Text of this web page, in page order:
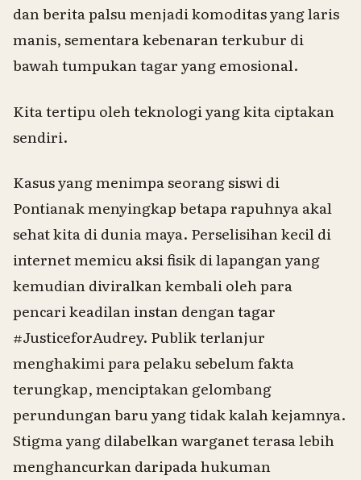
dan berita palsu menjadi komoditas yang laris
manis, sementara kebenaran terkubur di
bawah tumpukan tagar yang emosional.
Kita tertipu oleh teknologi yang kita ciptakan
sendiri.
Kasus yang menimpa seorang siswi di
Pontianak menyingkap betapa rapuhnya akal
sehat kita di dunia maya. Perselisihan kecil di
internet memicu aksi fisik di lapangan yang
kemudian diviralkan kembali oleh para
pencari keadilan instan dengan tagar
#JusticeforAudrey. Publik terlanjur
menghakimi para pelaku sebelum fakta
terungkap, menciptakan gelombang
perundungan baru yang tidak kalah kejamnya.
Stigma yang dilabelkan warganet terasa lebih
menghancurkan daripada hukuman